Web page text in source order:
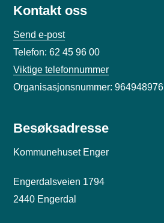
Kontakt oss
Send e-post
Telefon: 62 45 96 00
Viktige telefonnummer
Organisasjonsnummer: 964948976
Besøksadresse
Kommunehuset Enger
Engerdalsveien 1794
2440 Engerdal